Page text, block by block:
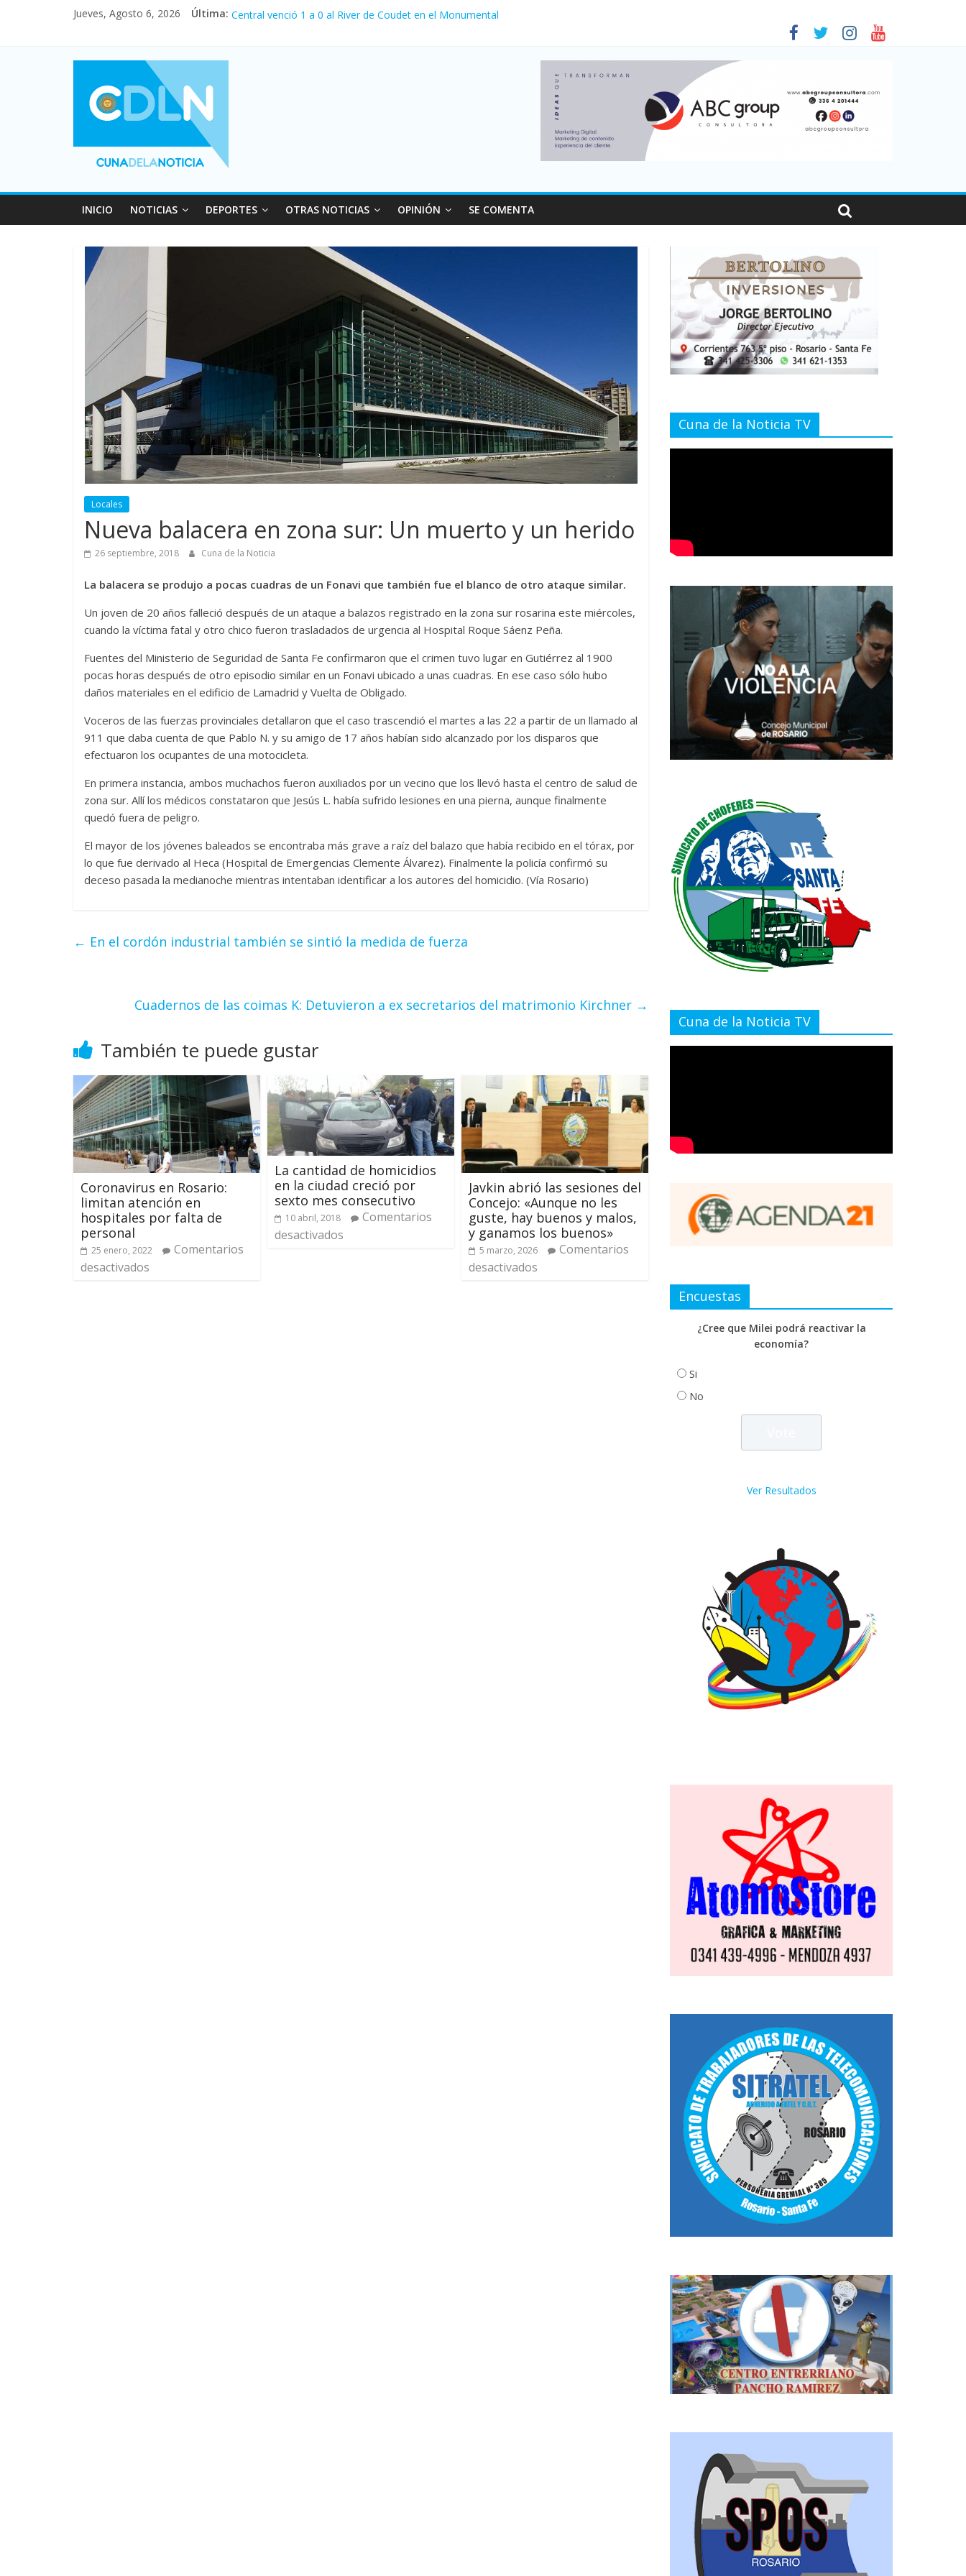
Jueves, Agosto 6, 2026 Última: Fuerte caída de la venta de autos usados en julio: bajó un 12,6% interanual
Desde que asumió Milei cerraron 41.000 kioscos: el sector denuncia crisis como en 2001
Vacaciones de invierno con más movimiento y consumo turístico: 4,6 millones de personas viajaron por el país, un 5,9% más que en 2025
INICIO NOTICIAS DEPORTES OTRAS NOTICIAS OPINIÓN SE COMENTA
Locales
Nueva balacera en zona sur: Un muerto y un herido
26 septiembre, 2018 Cuna de la Noticia
La balacera se produjo a pocas cuadras de un Fonavi que también fue el blanco de otro ataque similar.
Un joven de 20 años falleció después de un ataque a balazos registrado en la zona sur rosarina este miércoles,
cuando la víctima fatal y otro chico fueron trasladados de urgencia al Hospital Roque Sáenz Peña.
Fuentes del Ministerio de Seguridad de Santa Fe confirmaron que el crimen tuvo lugar en Gutiérrez al 1900
pocas horas después de otro episodio similar en un Fonavi ubicado a unas cuadras. En ese caso sólo hubo
daños materiales en el edificio de Lamadrid y Vuelta de Obligado.
Voceros de las fuerzas provinciales detallaron que el caso trascendió el martes a las 22 a partir de un llamado al
911 que daba cuenta de que Pablo N. y su amigo de 17 años habían sido alcanzado por los disparos que
efectuaron los ocupantes de una motocicleta.
En primera instancia, ambos muchachos fueron auxiliados por un vecino que los llevó hasta el centro de salud de
zona sur. Allí los médicos constataron que Jesús L. había sufrido lesiones en una pierna, aunque finalmente
quedó fuera de peligro.
El mayor de los jóvenes baleados se encontraba más grave a raíz del balazo que había recibido en el tórax, por
lo que fue derivado al Heca (Hospital de Emergencias Clemente Álvarez). Finalmente la policía confirmó su
deceso pasada la medianoche mientras intentaban identificar a los autores del homicidio. (Vía Rosario)
← En el cordón industrial también se sintió la medida de fuerza
Cuadernos de las coimas K: Detuvieron a ex secretarios del matrimonio Kirchner →
También te puede gustar
Coronavirus en Rosario:
limitan atención en
hospitales por falta de
personal
25 enero, 2022
Comentarios
desactivados
La cantidad de homicidios
en la ciudad creció por
sexto mes consecutivo
10 abril, 2018
Comentarios
desactivados
Javkin abrió las sesiones del
Concejo: «Aunque no les
guste, hay buenos y malos,
y ganamos los buenos»
5 marzo, 2026
Comentarios
desactivados
Cuna de la Noticia TV
Cuna de la Noticia TV
Encuestas
¿Cree que Milei podrá reactivar la
economía?
Si
No
Ver Resultados